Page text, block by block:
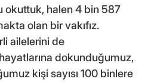
okuttuk, halen 4 bin 587
olan bir vakıfız.
ailelerini de
dokunduğumuz,
kişi sayısı 100 binlere